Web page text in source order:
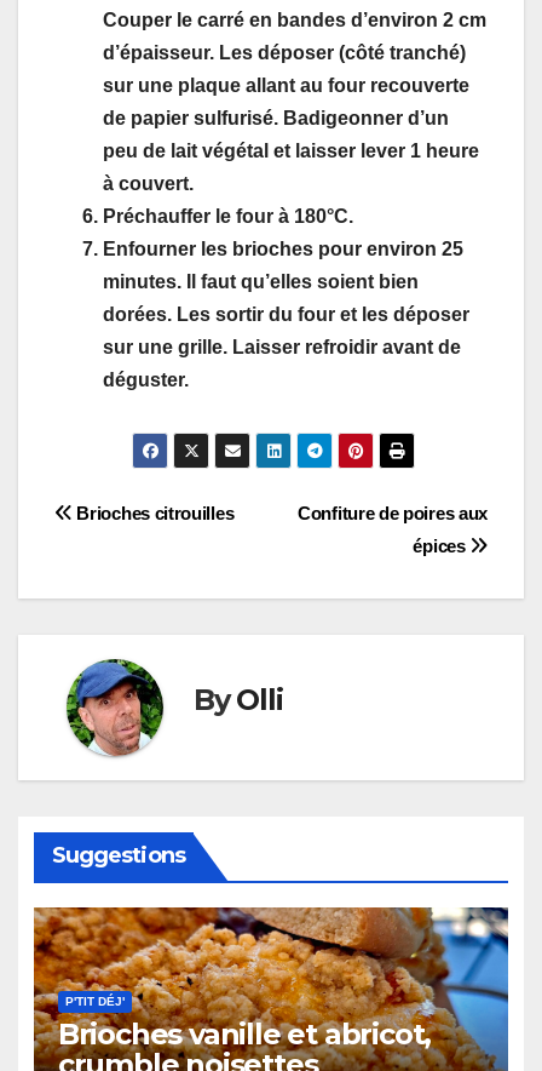
Couper le carré en bandes d’environ 2 cm
d’épaisseur. Les déposer (côté tranché)
sur une plaque allant au four recouverte
de papier sulfurisé. Badigeonner d’un
peu de lait végétal et laisser lever 1 heure
à couvert.
Préchauffer le four à 180°C.
Enfourner les brioches pour environ 25
minutes. Il faut qu’elles soient bien
dorées. Les sortir du four et les déposer
sur une grille. Laisser refroidir avant de
déguster.
Navigation
Confiture de poires aux
épices
Brioches citrouilles
ByOlli
Suggestions
P'TIT DÉJ'
Brioches vanille et abricot,
crumble noisettes